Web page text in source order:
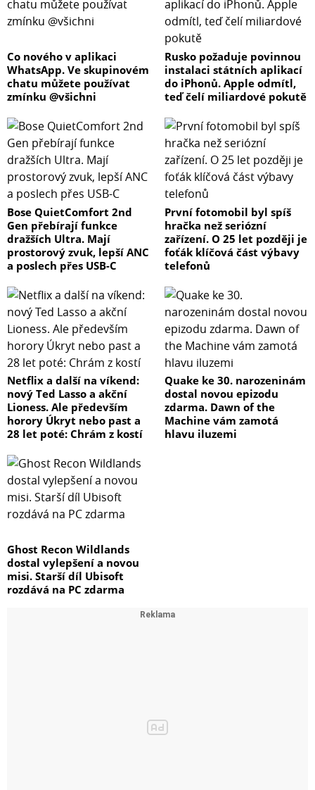
Co nového v aplikaci
WhatsApp. Ve skupinovém
chatu můžete používat
zmínku @všichni
Rusko požaduje povinnou
instalaci státních aplikací
do iPhonů. Apple odmítl,
teď čelí miliardové pokutě
Bose QuietComfort 2nd
Gen přebírají funkce
dražších Ultra. Mají
prostorový zvuk, lepší ANC
a poslech přes USB-C
První fotomobil byl spíš
hračka než seriózní
zařízení. O 25 let později je
foťák klíčová část výbavy
telefonů
Netflix a další na víkend:
nový Ted Lasso a akční
Lioness. Ale především
horory Úkryt nebo past a
28 let poté: Chrám z kostí
Quake ke 30. narozeninám
dostal novou epizodu
zdarma. Dawn of the
Machine vám zamotá
hlavu iluzemi
Ghost Recon Wildlands
dostal vylepšení a novou
misi. Starší díl Ubisoft
rozdává na PC zdarma